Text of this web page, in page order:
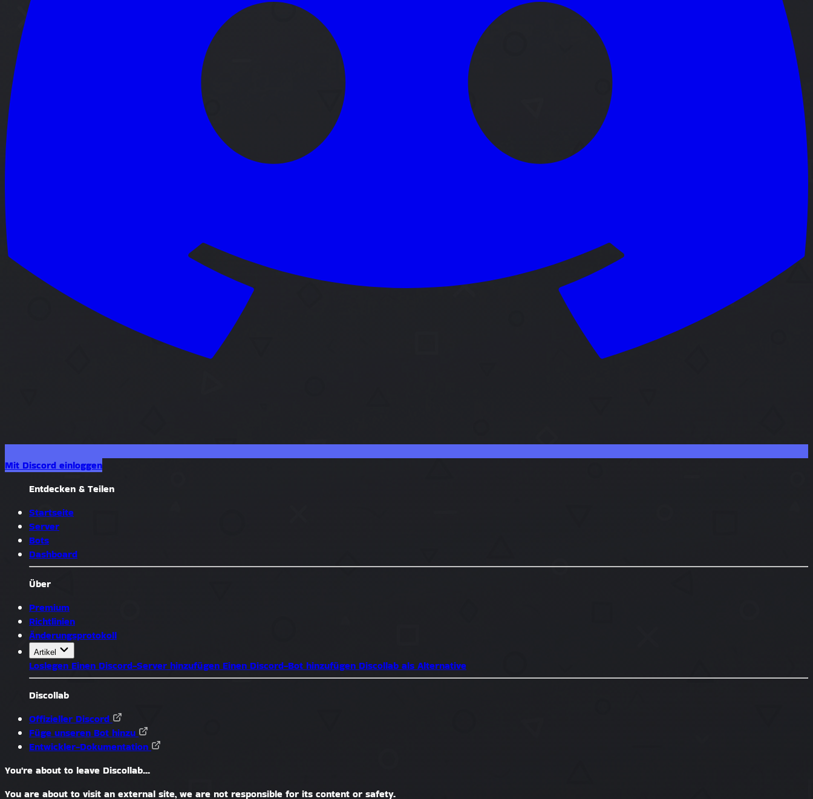
Mit Discord einloggen
Entdecken & Teilen
Startseite
Server
Bots
Dashboard
Über
Premium
Richtlinien
Änderungsprotokoll
Artikel
Loslegen Einen Discord-Server hinzufügen Einen Discord-Bot hinzufügen Discollab als Alternative
Discollab
Offizieller Discord
Füge unseren Bot hinzu
Entwickler-Dokumentation
You're about to leave Discollab...
You are about to visit an external site, we are not responsible for its content or safety.